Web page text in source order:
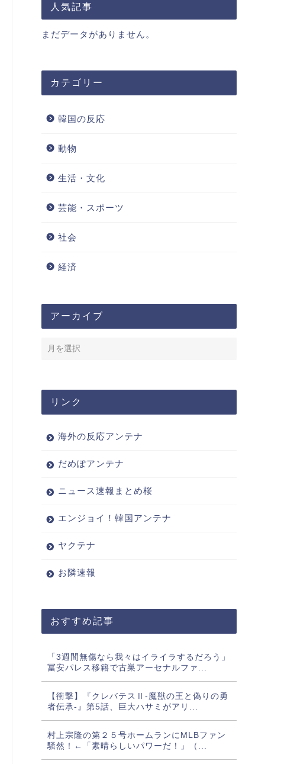
人気記事
まだデータがありません。
カテゴリー
韓国の反応
動物
生活・文化
芸能・スポーツ
社会
経済
アーカイブ
リンク
海外の反応アンテナ
だめぽアンテナ
ニュース速報まとめ桜
エンジョイ！韓国アンテナ
ヤクテナ
お隣速報
おすすめ記事
「3週間無傷なら我々はイライラするだろう」
冨安パレス移籍で古巣アーセナルファ...
【衝撃】『クレバテスⅡ-魔獣の王と偽りの勇
者伝承-』第5話、巨大ハサミがアリ...
村上宗隆の第２５号ホームランにMLBファン
騒然！←「素晴らしいパワーだ！」（...